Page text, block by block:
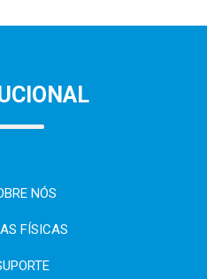
NÓS
FÍSICAS